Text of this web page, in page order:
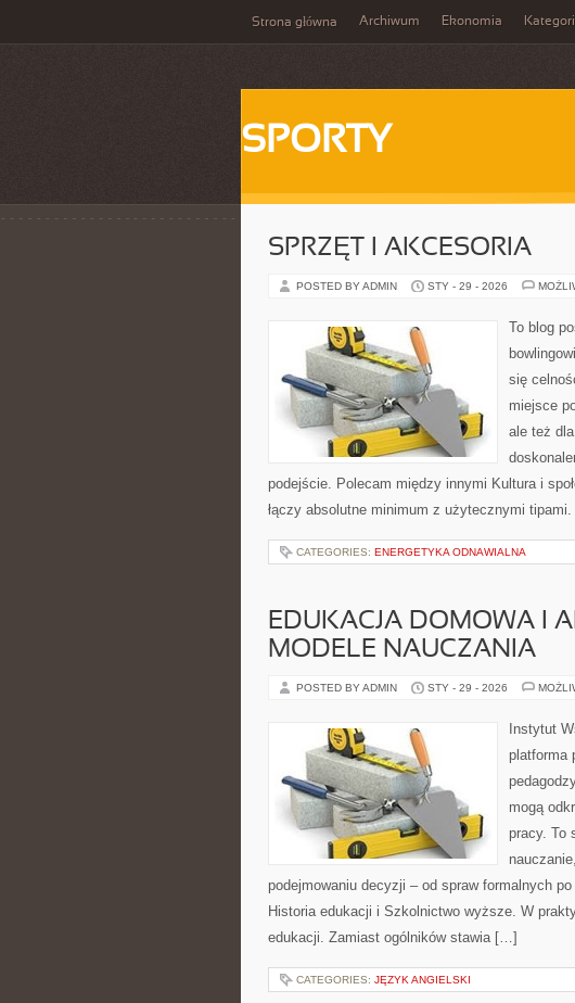
Strona główna Archiwum Ekonomia
SPORTY
SPRZĘT I AKCESORIA
POSTED BY ADMIN STY - 29 - 2026
To blog
się
miejsce
ale też
podejście. Polecam między innymi Kultura i
łączy absolutne minimum z użytecznymi
CATEGORIES: ENERGETYKA ODNAWIALNA
EDUKACJA DOMOWA I
MODELE NAUCZANIA
POSTED BY ADMIN STY - 29 - 2026
Instytut
platforma
mogą
pracy. To
podejmowaniu decyzji – od spraw formalnych
Historia edukacji i Szkolnictwo wyższe. W
edukacji. Zamiast ogólników stawia […]
CATEGORIES: JĘZYK ANGIELSKI